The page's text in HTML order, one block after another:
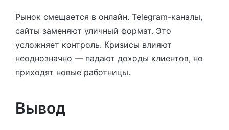
Рынок смещается в онлайн. Telegram-каналы,
сайты заменяют уличный формат. Это
усложняет контроль. Кризисы влияют
неоднозначно — падают доходы клиентов, но
приходят новые работницы.
Вывод